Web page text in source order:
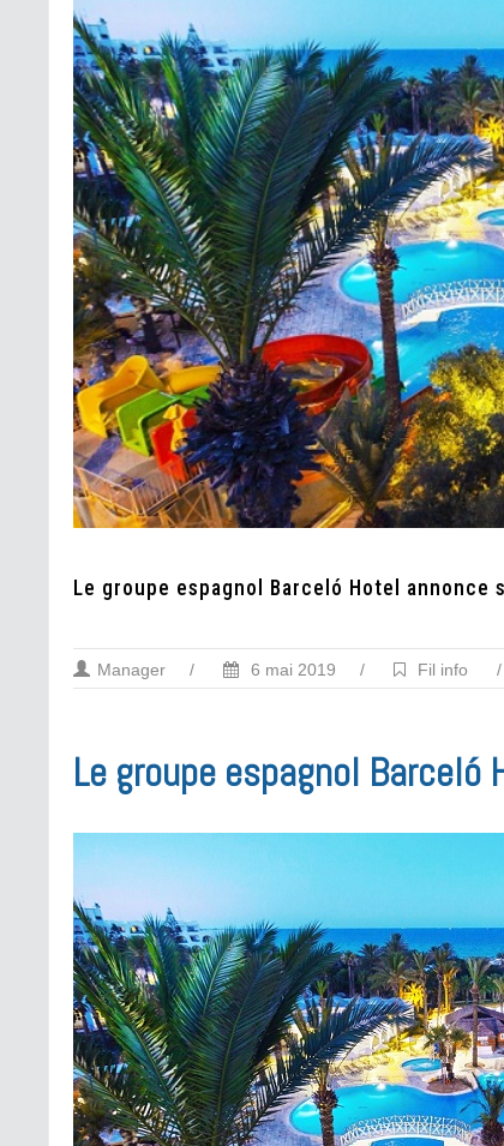
Le groupe espagnol Barceló Hotel annonce
Manager / 6 mai 2019 / Fil info /
Le groupe espagnol